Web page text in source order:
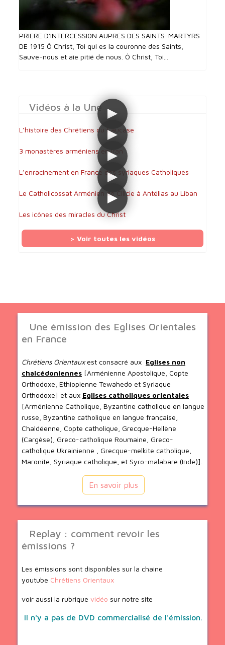
PRIERE D'INTERCESSI0N AUPRES DES SAINTS-MARTYRS
DE 1915 Ô Christ, Toi qui es la couronne des Saints,
Sauve-nous et aie pitié de nous. Ô Christ, Toi...
Vidéos à la Une
L’histoire des Chrétiens du Caucase
3 monastères arméniens en Iran
L’enracinement en France des syriaques Catholiques
Le Catholicossat Arménien de Cilicie à Antélias au Liban
Les icônes des miracles du Christ
> Voir toutes les vidéos
Une émission des Eglises Orientales
en France
Chrétiens Orientauxest consacré aux Eglises non
chalcédoniennes [Arménienne Apostolique, Copte
Orthodoxe, Ethiopienne Tewahedo et Syriaque
Orthodoxe] et aux Eglises catholiques orientales
[Arménienne Catholique, Byzantine catholique en langue
russe, Byzantine catholique en langue française,
Chaldéenne, Copte catholique, Grecque-Hellène
(Cargèse), Greco-catholique Roumaine, Greco-
catholique Ukrainienne , Grecque-melkite catholique,
Maronite, Syriaque catholique, et Syro-malabare (Inde)].
En savoir plus
Replay : comment revoir les
émissions ?
Les émissions sont disponibles sur la chaine
youtube Chrétiens Orientaux
voir aussi la rubrique vidéo sur notre site
Il n'y a pas de DVD commercialisé de l'émission.